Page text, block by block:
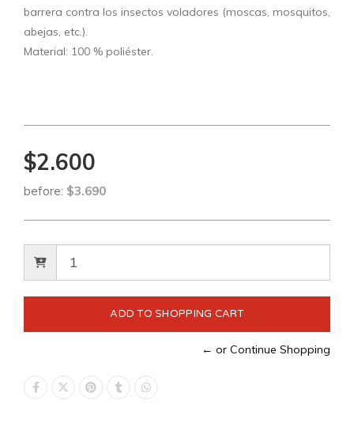
barrera contra los insectos voladores (moscas, mosquitos,
abejas, etc.).
Material: 100 % poliéster.
$2.600
before: $3.690
← or Continue Shopping